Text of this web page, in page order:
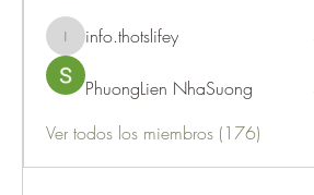
info.thotslifey
info.thotslifey
PhuongLien NhaSuong
Ver todos los miembros (176)